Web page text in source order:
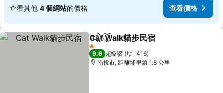
查看其他 4 個網站的價格 查看價格
分享 加入我的最愛
Cat Walk貓步民宿
1 星級
9.6 超級讚
416
南投市, 距離埔里鎮 1.8 公里